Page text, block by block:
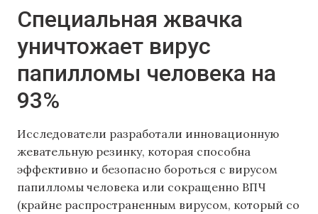
Специальная жвачка
уничтожает вирус
папилломы человека на
93%
Исследователи разработали инновационную
жевательную резинку, которая способна
эффективно и безопасно бороться с вирусом
папилломы человека или сокращенно ВПЧ
(крайне распространенным вирусом, который со